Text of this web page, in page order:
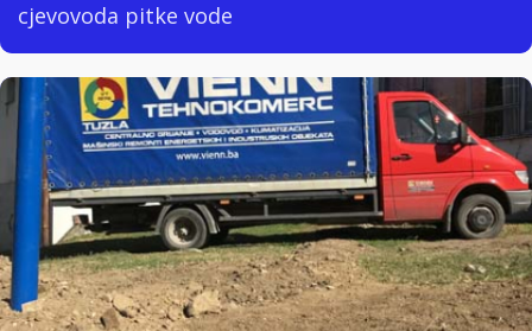
cjevovoda pitke vode